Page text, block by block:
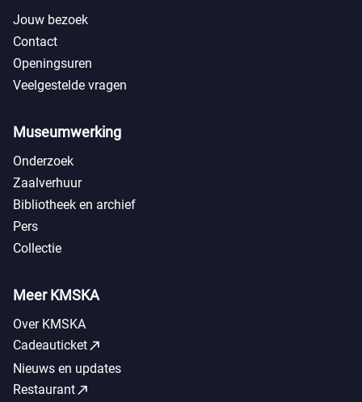
Jouw bezoek
Contact
Openingsuren
Veelgestelde vragen
Museumwerking
Onderzoek
Zaalverhuur
Bibliotheek en archief
Pers
Collectie
Meer KMSKA
Over KMSKA
Cadeauticketcall_made
Nieuws en updates
Restaurantcall_made